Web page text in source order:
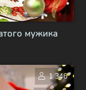
мужика
1 346